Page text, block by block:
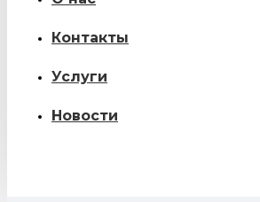
Контакты
Услуги
Новости